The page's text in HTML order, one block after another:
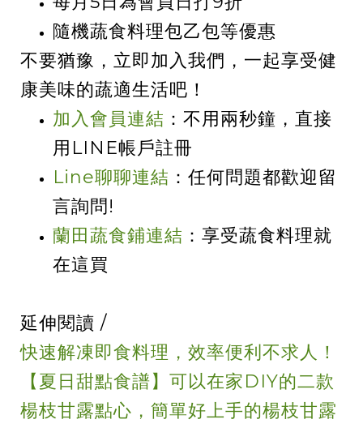
隨機蔬食料理包乙包等優惠
不要猶豫，立即加入我們，一起享受健
康美味的蔬適生活吧！
加入會員連結 ：不用兩秒鐘，直接
用 LINE帳戶註冊
Line聊聊連結 ：任何問題都歡迎留
言詢問 !
蘭田蔬食鋪連結 ：享受蔬食料理就
在這買
延伸閱讀 /
快速解凍即食料理，效率便利不求人！
【夏日甜點食譜】可以在家DIY的二款
楊枝甘露點心，簡單好上手的楊枝甘露